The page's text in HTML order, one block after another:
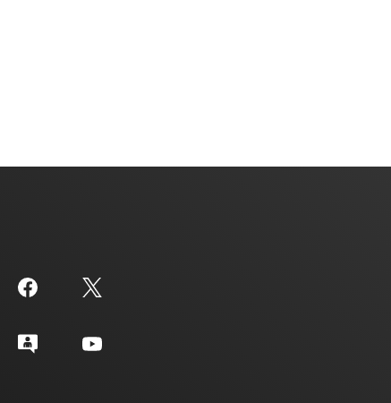
ータ
ータ